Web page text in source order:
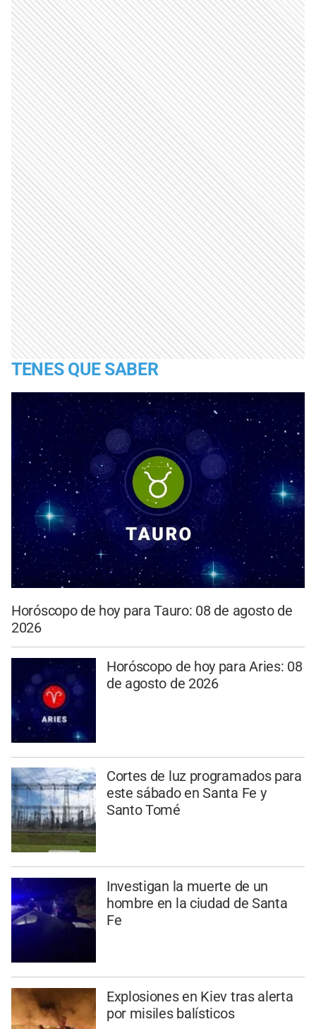
TENES QUE SABER
Horóscopo de hoy para Tauro: 08 de agosto de
2026
Horóscopo de hoy para Aries: 08
de agosto de 2026
Cortes de luz programados para
este sábado en Santa Fe y
Santo Tomé
Investigan la muerte de un
hombre en la ciudad de Santa
Fe
Explosiones en Kiev tras alerta
por misiles balísticos